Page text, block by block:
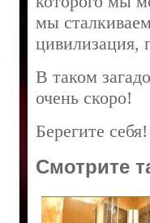
мы
цивилизация,
В таком
очень скоро!
Берегите себя!
Смотрите